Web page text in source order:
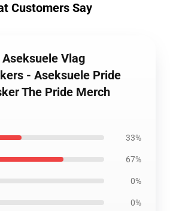
Customers Say
Vlag
- Aseksuele Pride
The Pride Merch
33%
67%
0%
0%